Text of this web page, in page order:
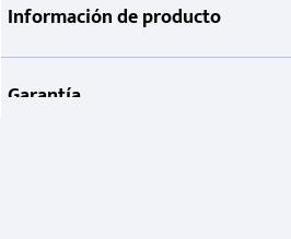
Información de producto
Garantía